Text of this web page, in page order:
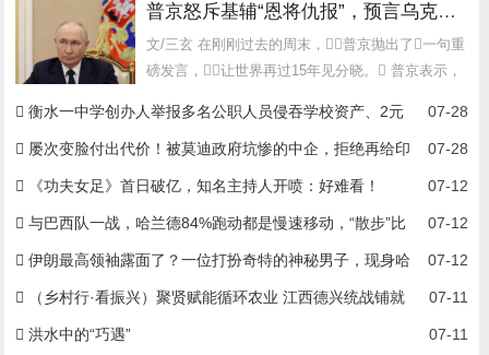
普京怒斥基辅“恩将仇报”，预言乌克兰未来：最多15年后见分晓
文/三玄 在刚刚过去的周末，普京抛出了一句重
磅发言，让世界再过15年见分晓。 普京表示，
07-28
衡水一中学创办人举报多名公职人员侵吞学校资产、2元
买走价值8亿股权，纪委等介入 07-28
屡次变脸付出代价！被莫迪政府坑惨的中企，拒绝再给印
度当冤大头 07-12
《功夫女足》首日破亿，知名主持人开喷：好难看！
07-12
与巴西队一战，哈兰德84%跑动都是慢速移动，“散步”比
例甚至高于梅西 07-12
伊朗最高领袖露面了？一位打扮奇特的神秘男子，现身哈
梅内伊葬礼！ 07-11
（乡村行·看振兴）聚贤赋能循环农业 江西德兴统战铺就
乡村共富路 07-11
洪水中的“巧遇”